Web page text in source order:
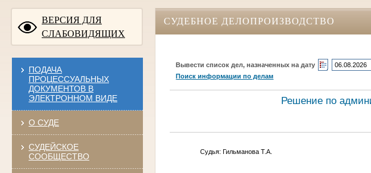
ВЕРСИЯ ДЛЯ
СЛАБОВИДЯЩИХ
ПОДАЧА
ПРОЦЕССУАЛЬНЫХ
ДОКУМЕНТОВ В
ЭЛЕКТРОННОМ ВИДЕ
О СУДЕ
СУДЕЙСКОЕ
СООБЩЕСТВО
СУДЕБНОЕ ДЕЛОПРОИЗВОДСТВО
Вывести список дел, назначенных на дату
Поиск информации по делам
Решение по
Судья: Гильманова Т.А.